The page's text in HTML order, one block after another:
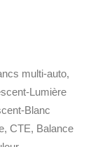
multi-auto,
Lumière
Blanc
CTE, Balance